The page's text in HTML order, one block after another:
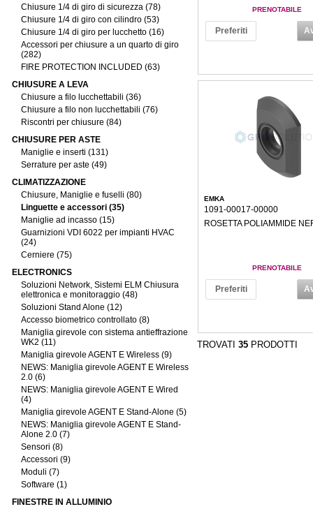
Chiusure 1/4 di giro di sicurezza (78)
Chiusure 1/4 di giro con cilindro (53)
Chiusure 1/4 di giro per lucchetto (16)
Accessori per chiusure a un quarto di giro
(282)
FIRE PROTECTION INCLUDED (63)
CHIUSURE A LEVA
Chiusure a filo lucchettabili (36)
Chiusure a filo non lucchettabili (76)
Riscontri per chiusure (84)
CHIUSURE PER ASTE
Maniglie e inserti (131)
Serrature per aste (49)
CLIMATIZZAZIONE
Chiusure, Maniglie e fuselli (80)
Linguette e accessori (35)
Maniglie ad incasso (15)
Guarnizioni VDI 6022 per impianti HVAC
(24)
Cerniere (75)
ELECTRONICS
Soluzioni Network, Sistemi ELM Chiusura
elettronica e monitoraggio (48)
Soluzioni Stand Alone (12)
Accesso biometrico controllato (8)
Maniglia girevole con sistema antieffrazione
WK2 (11)
Maniglia girevole AGENT E Wireless (9)
NEWS: Maniglia girevole AGENT E Wireless
2.0 (6)
NEWS: Maniglia girevole AGENT E Wired
(4)
Maniglia girevole AGENT E Stand-Alone (5)
NEWS: Maniglia girevole AGENT E Stand-
Alone 2.0 (7)
Sensori (8)
Accessori (9)
Moduli (7)
Software (1)
FINESTRE IN ALLUMINIO
PRENOTABILE
Preferiti
EMKA
1091-00017-00000
ROSETTA POLIAMMIDE
PRENOTABILE
Preferiti
TROVATI 35 PRODOTTI